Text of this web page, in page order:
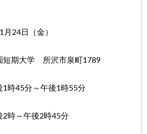
24日（金）
短期大学 所沢市泉町1789
1時45分～午後1時55分
2時～午後2時45分